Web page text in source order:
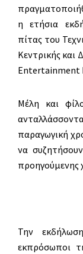
η ετήσια
πίτας του
Κεντρικής και
Entertainment
Μέλη και
παραγωγική
να
προηγούμενης
Την
εκπρόσωποι